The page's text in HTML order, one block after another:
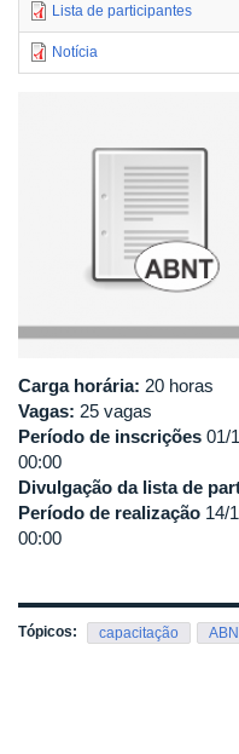
Lista de participantes
Notícia
Carga horária: 20 horas
Vagas: 25 vagas
Período de inscrições 01/
00:00
Divulgação da lista de
Período de realização 14/
00:00
Tópicos: capacitação